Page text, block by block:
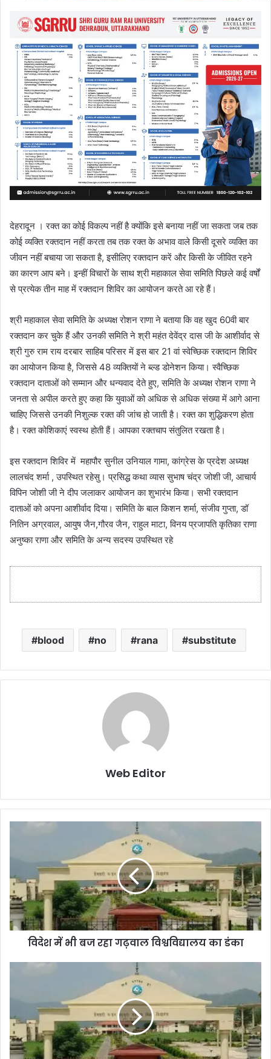
देहरादून । रक्त का कोई विकल्प नहीं है क्योंकि इसे बनाया नहीं जा सकता जब तक
कोई व्यक्ति रक्तदान नहीं करता तब तक रक्त के अभाव वाले किसी दूसरे व्यक्ति का
जीवन नहीं बचाया जा सकता है, इसीलिए रक्तदान करें और किसी के जीवित रहने
का कारण आप बने। इन्हीं विचारों के साथ श्री महाकाल सेवा समिति पिछले कई वर्षों
से प्रत्येक तीन माह में रक्तदान शिविर का आयोजन करते आ रहे हैं।
श्री महाकाल सेवा समिति के अध्यक्ष रोशन राणा ने बताया कि वह खुद 60वी बार
रक्तदान कर चुके हैं और उनकी समिति ने श्री महंत देवेंद्र दास जी के आशीर्वाद से
श्री गुरु राम राय दरबार साहिब परिसर में इस बार 21 वां स्वेच्छिक रक्तदान शिविर
का आयोजन किया है, जिससे 48 व्यक्तियों ने ब्ल्ड डोनेशन किया। स्वैच्छिक
रक्तदान दाताओं को सम्मान और धन्यवाद देते हुए, समिति के अध्यक्ष रोशन राणा ने
जनता से अपील करते हुए कहा कि युवाओं को अधिक से अधिक संख्या में आगे आना
चाहिए जिससे उनकी निशुल्क रक्त की जांच हो जाती है। रक्त का शुद्धिकरण होता
है। रक्त कोशिकाएं स्वस्थ होती हैं। आपका रक्तचाप संतुलित रखता है।
इस रक्तदान शिविर में महापौर सुनील उनियाल गामा, कांग्रेस के प्रदेश अध्यक्ष
लालचंद शर्मा , उपस्थित रहेसु। प्रसिद्ध कथा व्यास सुभाष चंद्र जोशी जी, आचार्य
विपिन जोशी जी ने दीप जलाकर आयोजन का शुभारंभ किया। सभी रक्तदान
दाताओं को अपना आशीर्वाद दिया। समिति के बाल किशन शर्मा, संजीव गुप्ता, डॉ
नितिन अग्रवाल, आयुष जैन,गौरव जैन, राहुल माटा, विनय प्रजापति कृतिका राणा
अनुष्का राणा और समिति के अन्य सदस्य उपस्थित रहे
blood no rana substitute
Web Editor
विदेश में भी बज रहा गढ़वाल विश्वविद्यालय का डंका